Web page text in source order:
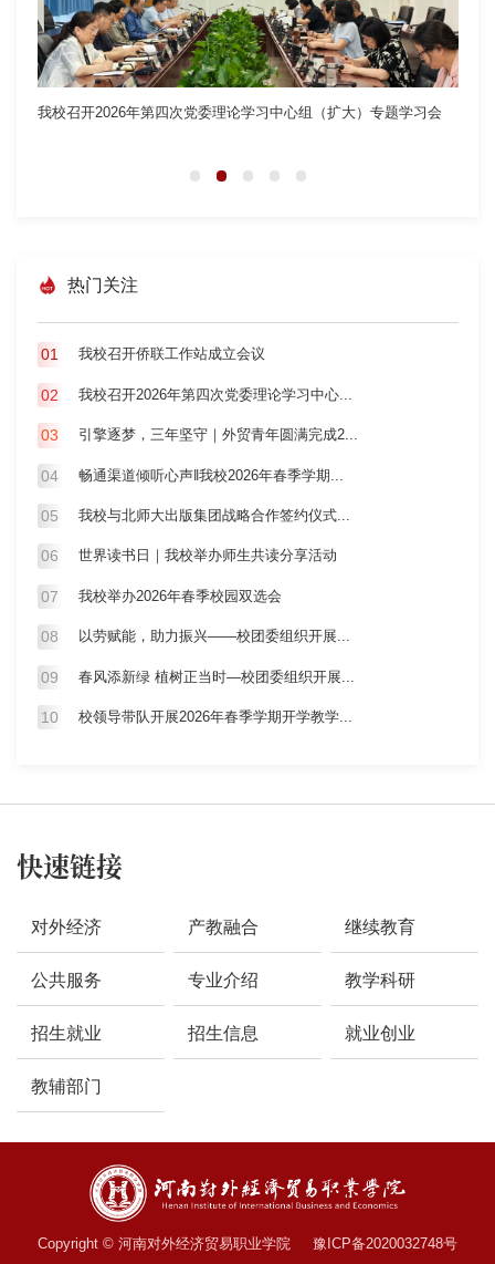
我校召开2026年第四次党委理论学习中心组（扩大）专题学习会
热门关注
01 我校召开侨联工作站成立会议
02 我校召开2026年第四次党委理论学习中心...
03 引擎逐梦，三年坚守｜外贸青年圆满完成2...
04 畅通渠道倾听心声‖我校2026年春季学期...
05 我校与北师大出版集团战略合作签约仪式...
06 世界读书日｜我校举办师生共读分享活动
07 我校举办2026年春季校园双选会
08 以劳赋能，助力振兴——校团委组织开展...
09 春风添新绿 植树正当时—校团委组织开展...
10 校领导带队开展2026年春季学期开学教学...
快速链接
对外经济 产教融合 继续教育
公共服务 专业介绍 教学科研
招生就业 招生信息 就业创业
教辅部门
Copyright © 河南对外经济贸易职业学院 豫ICP备2020032748号